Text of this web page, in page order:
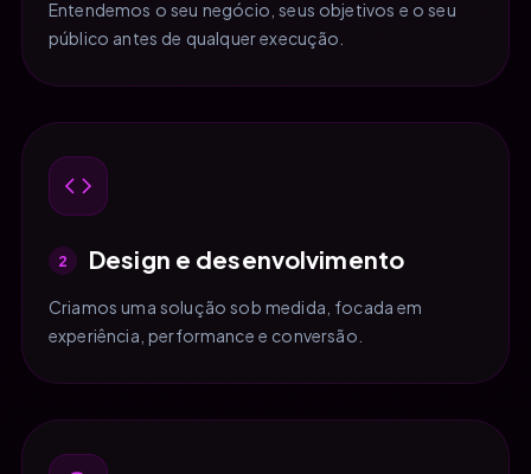
Entendemos o seu negócio, seus objetivos e o seu
público antes de qualquer execução.
2 Design e desenvolvimento
Criamos uma solução sob medida, focada em
experiência, performance e conversão.